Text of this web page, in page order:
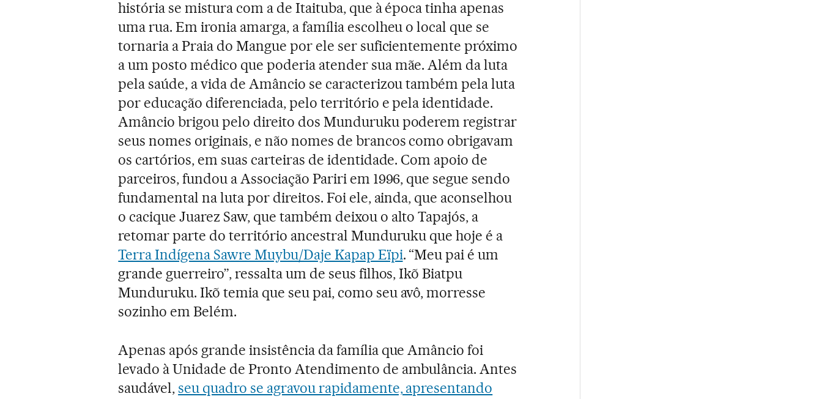
história se mistura com a de Itaituba, que à época tinha apenas
uma rua. Em ironia amarga, a família escolheu o local que se
tornaria a Praia do Mangue por ele ser suficientemente próximo
a um posto médico que poderia atender sua mãe. Além da luta
pela saúde, a vida de Amâncio se caracterizou também pela luta
por educação diferenciada, pelo território e pela identidade.
Amâncio brigou pelo direito dos Munduruku poderem registrar
seus nomes originais, e não nomes de brancos como obrigavam
os cartórios, em suas carteiras de identidade. Com apoio de
parceiros, fundou a Associação Pariri em 1996, que segue sendo
fundamental na luta por direitos. Foi ele, ainda, que aconselhou
o cacique Juarez Saw, que também deixou o alto Tapajós, a
retomar parte do território ancestral Munduruku que hoje é a
Terra Indígena Sawre Muybu/Daje Kapap Eïpi. “Meu pai é um
grande guerreiro”, ressalta um de seus filhos, Ikõ Biatpu
Munduruku. Ikõ temia que seu pai, como seu avô, morresse
sozinho em Belém.
Apenas após grande insistência da família que Amâncio foi
levado à Unidade de Pronto Atendimento de ambulância. Antes
saudável,seu quadro se agravou rapidamente, apresentando